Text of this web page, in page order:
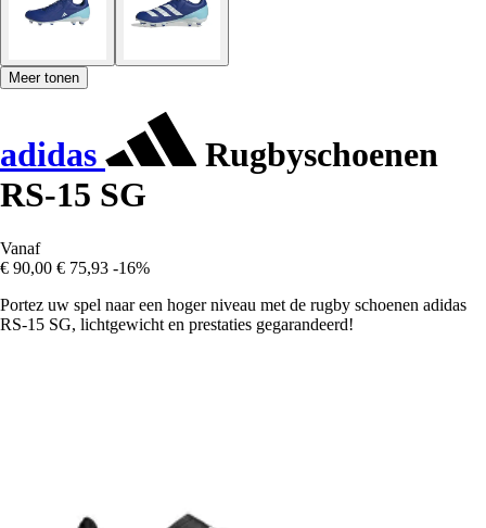
Meer tonen
adidas
Rugbyschoenen
RS-15 SG
Vanaf
€ 90,00 € 75,93 -16%
Portez uw spel naar een hoger niveau met de rugby schoenen adidas
RS-15 SG, lichtgewicht en prestaties gegarandeerd!